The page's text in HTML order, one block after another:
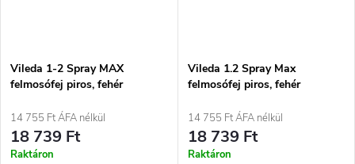
Vileda 1-2 Spray MAX
felmosófej piros, fehér
14 755 Ft ÁFA nélkül
18 739 Ft
Raktáron
Vileda 1.2 Spray Max
felmosófej piros, fehér
14 755 Ft ÁFA nélkül
18 739 Ft
Raktáron